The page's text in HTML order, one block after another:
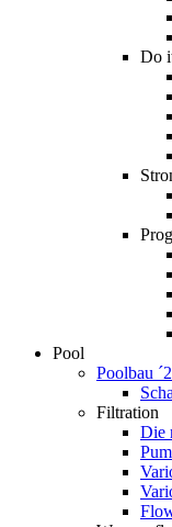
Do
Pool
Poolbau
Filtration
Die